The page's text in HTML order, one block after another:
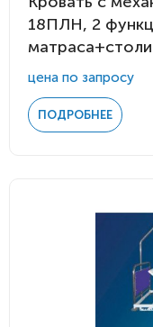
18ПЛН, 2
цена по запросу
ПОДРОБНЕЕ